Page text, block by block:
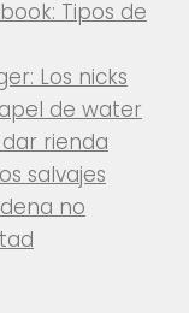
Tipos de
Los nicks
de water
rienda
salvajes
no